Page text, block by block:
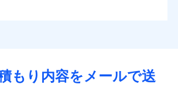
もり内容をメールで送